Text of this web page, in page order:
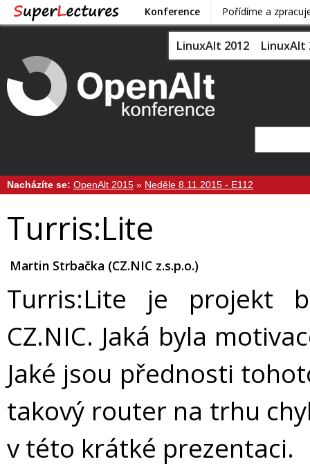
Konference Pořídíme a
LinuxAlt 2012 LinuxAlt
Nacházíte se: OpenAlt 2015 » Neděle 8.11.2015 - E112
Turris:Lite
Martin Strbačka (CZ.NIC z.s.p.o.)
Turris:Lite je projekt
CZ.NIC. Jaká byla
Jaké jsou přednosti
takový router na trhu
v této krátké prezentaci.